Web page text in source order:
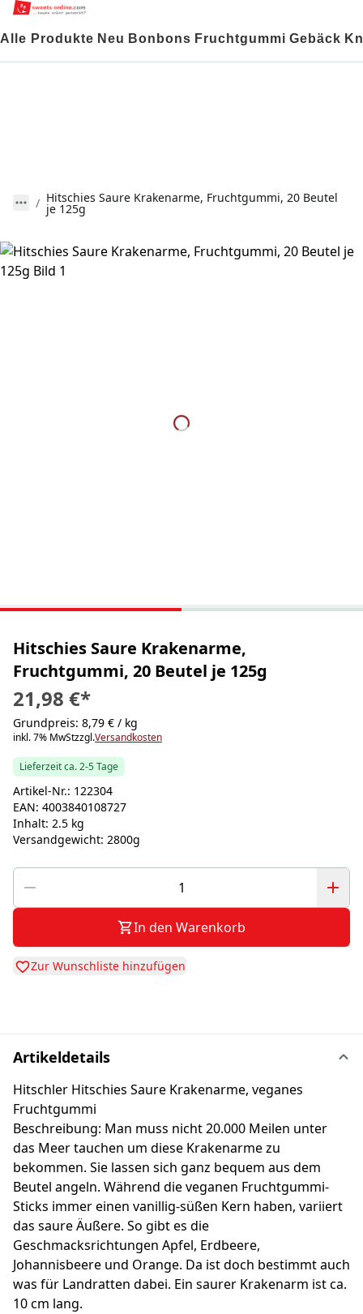
Alle Produkte Neu Bonbons Fruchtgummi Gebäck
Hitschies Saure Krakenarme, Fruchtgummi, 20 Beutel
je 125g
Hitschies Saure Krakenarme,
Fruchtgummi, 20 Beutel je 125g
21,98 €*
Grundpreis: 8,79 € / kg
inkl. 7% MwStzzgl.Versandkosten
Lieferzeit ca. 2-5 Tage
Artikel-Nr.: 122304
EAN: 4003840108727
Inhalt: 2.5 kg
Versandgewicht: 2800g
In den Warenkorb
Zur Wunschliste hinzufügen
Artikeldetails
Hitschler Hitschies Saure Krakenarme, veganes
Fruchtgummi
Beschreibung: Man muss nicht 20.000 Meilen unter
das Meer tauchen um diese Krakenarme zu
bekommen. Sie lassen sich ganz bequem aus dem
Beutel angeln. Während die veganen Fruchtgummi-
Sticks immer einen vanillig-süßen Kern haben, variiert
das saure Äußere. So gibt es die
Geschmacksrichtungen Apfel, Erdbeere,
Johannisbeere und Orange. Da ist doch bestimmt auch
was für Landratten dabei. Ein saurer Krakenarm ist ca.
10 cm lang.